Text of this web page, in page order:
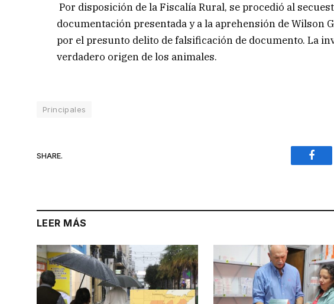
Por disposición de la Fiscalía Rural, se procedió al
documentación presentada y a la aprehensión de Wilson
por el presunto delito de falsificación de documento. La
verdadero origen de los animales.
Principales
SHARE.
LEER MÁS